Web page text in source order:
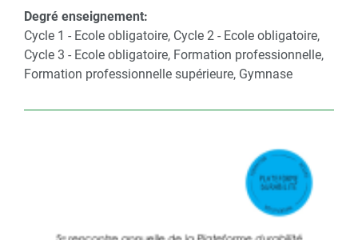
Degré enseignement:
Cycle 1 - Ecole obligatoire, Cycle 2 - Ecole obligatoire,
Cycle 3 - Ecole obligatoire, Formation professionnelle,
Formation professionnelle supérieure, Gymnase